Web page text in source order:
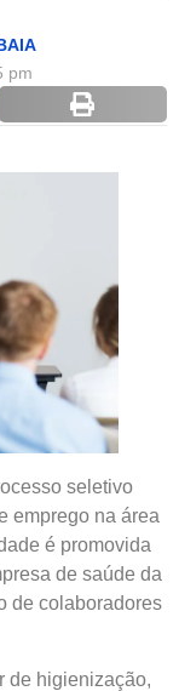
pm
seletivo
emprego na área
é promovida
de saúde da
de colaboradores
de higienização,